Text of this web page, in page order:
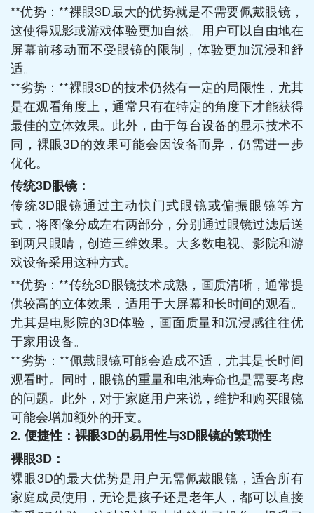
**优势：**裸眼3D最大的优势就是不需要佩戴眼镜，
这使得观影或游戏体验更加自然。用户可以自由地在
屏幕前移动而不受眼镜的限制，体验更加沉浸和舒
适。
**劣势：**裸眼3D的技术仍然有一定的局限性，尤其
是在观看角度上，通常只有在特定的角度下才能获得
最佳的立体效果。此外，由于每台设备的显示技术不
同，裸眼3D的效果可能会因设备而异，仍需进一步
优化。
传统3D眼镜：
传统3D眼镜通过主动快门式眼镜或偏振眼镜等方
式，将图像分成左右两部分，分别通过眼镜过滤后送
到两只眼睛，创造三维效果。大多数电视、影院和游
戏设备采用这种方式。
**优势：**传统3D眼镜技术成熟，画质清晰，通常提
供较高的立体效果，适用于大屏幕和长时间的观看。
尤其是电影院的3D体验，画面质量和沉浸感往往优
于家用设备。
**劣势：**佩戴眼镜可能会造成不适，尤其是长时间
观看时。同时，眼镜的重量和电池寿命也是需要考虑
的问题。此外，对于家庭用户来说，维护和购买眼镜
可能会增加额外的开支。
2. 便捷性：裸眼3D的易用性与3D眼镜的繁琐性
裸眼3D：
裸眼3D的最大优势是用户无需佩戴眼镜，适合所有
家庭成员使用，无论是孩子还是老年人，都可以直接